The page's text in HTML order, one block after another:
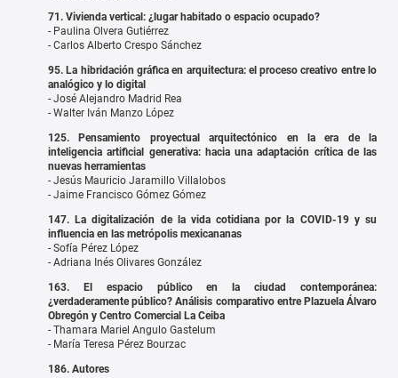
71. Vivienda vertical: ¿lugar habitado o espacio ocupado?
- Paulina Olvera Gutiérrez
- Carlos Alberto Crespo Sánchez
95. La hibridación gráfica en arquitectura: el proceso creativo entre lo
analógico y lo digital
- José Alejandro Madrid Rea
- Walter Iván Manzo López
125. Pensamiento proyectual arquitectónico en la era de la
inteligencia artificial generativa: hacia una adaptación crítica de las
nuevas herramientas
- Jesús Mauricio Jaramillo Villalobos
- Jaime Francisco Gómez Gómez
147. La digitalización de la vida cotidiana por la COVID-19 y su
influencia en las metrópolis mexicananas
- Sofía Pérez López
- Adriana Inés Olivares González
163. El espacio público en la ciudad contemporánea:
¿verdaderamente público? Análisis comparativo entre Plazuela Álvaro
Obregón y Centro Comercial La Ceiba
- Thamara Mariel Angulo Gastelum
- María Teresa Pérez Bourzac
186. Autores